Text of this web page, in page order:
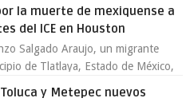
la muerte de mexiquense a
del ICE en Houston
Salgado Araujo, un migrante
de Tlatlaya, Estado de México,
y Metepec nuevos